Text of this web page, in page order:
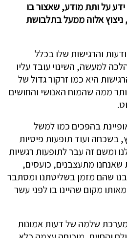
על ותת מודע, שאצור בו
ניצוץ אלוה ממעל בתלבושת
והרגישות שלו בכלל
למעשה, השינוי עובד עליו
היא כמו זרקור גדול של
ממה שהמוח האנושי והחושים
בהפכים כמו למשל
בשכחה ועוד תופעות פיסיות
ומשם זה עבר לתופעות רגשיות
שאנחנו מתעצבנים, כועסים,
שהם מזמן בשליטתנו ומסתבר
מקום שהיינו בו לפני עשר
שלמה של דעות אמונות